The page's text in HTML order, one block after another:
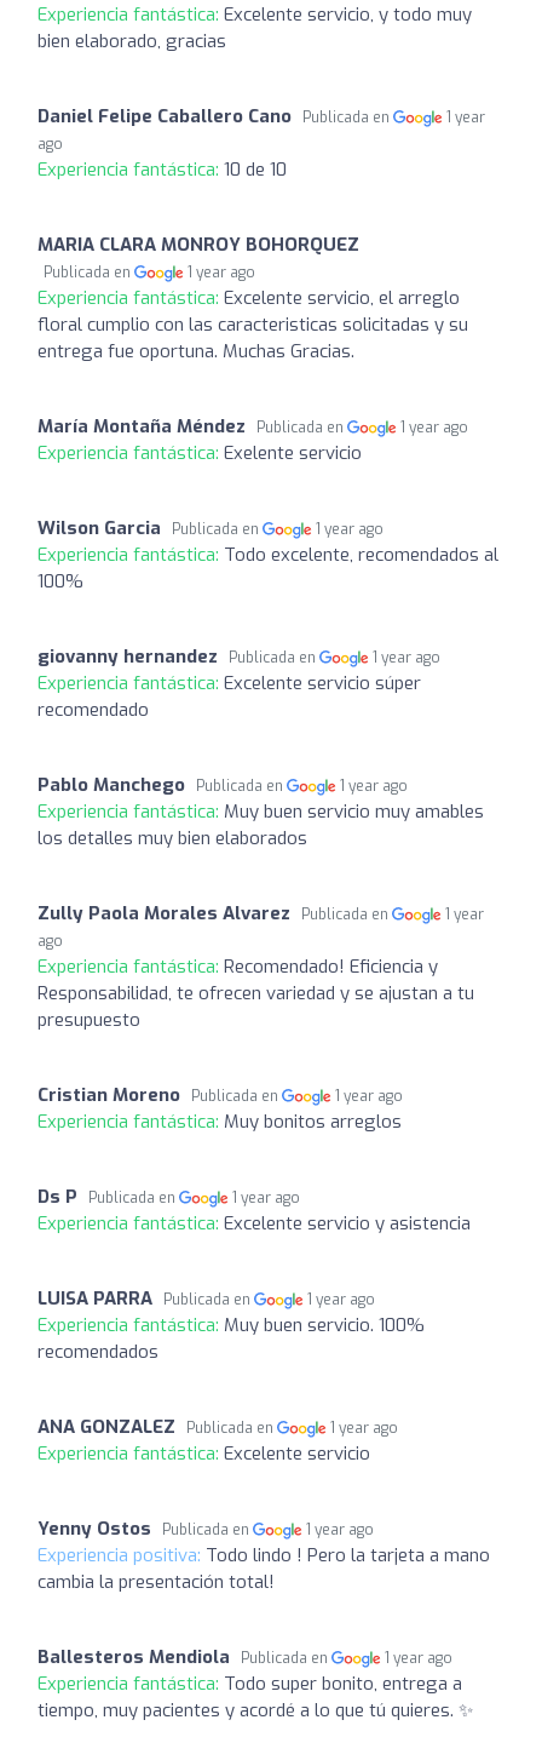
Experiencia fantástica: Excelente servicio, y todo muy
bien elaborado, gracias
Daniel Felipe Caballero Cano Publicada en
1 year
ago
Experiencia fantástica: 10 de 10
MARIA CLARA MONROY BOHORQUEZ
Publicada en 1 year ago
Experiencia fantástica: Excelente servicio, el arreglo
floral cumplio con las caracteristicas solicitadas y su
entrega fue oportuna. Muchas Gracias.
María Montaña Méndez Publicada en 1 year ago
Experiencia fantástica: Exelente servicio
Wilson Garcia Publicada en 1 year ago
Experiencia fantástica: Todo excelente, recomendados al
100%
giovanny hernandez Publicada en 1 year ago
Experiencia fantástica: Excelente servicio súper
recomendado
Pablo Manchego Publicada en 1 year ago
Experiencia fantástica: Muy buen servicio muy amables
los detalles muy bien elaborados
Zully Paola Morales Alvarez Publicada en
1 year
ago
Experiencia fantástica: Recomendado! Eficiencia y
Responsabilidad, te ofrecen variedad y se ajustan a tu
presupuesto
Cristian Moreno Publicada en 1 year ago
Experiencia fantástica: Muy bonitos arreglos
Ds P Publicada en 1 year ago
Experiencia fantástica: Excelente servicio y asistencia
LUISA PARRA Publicada en 1 year ago
Experiencia fantástica: Muy buen servicio. 100%
recomendados
ANA GONZALEZ Publicada en 1 year ago
Experiencia fantástica: Excelente servicio
Yenny Ostos Publicada en 1 year ago
Experiencia positiva: Todo lindo ! Pero la tarjeta a mano
cambia la presentación total!
Ballesteros Mendiola Publicada en 1 year ago
Experiencia fantástica: Todo super bonito, entrega a
tiempo, muy pacientes y acordé a lo que tú quieres. ✨